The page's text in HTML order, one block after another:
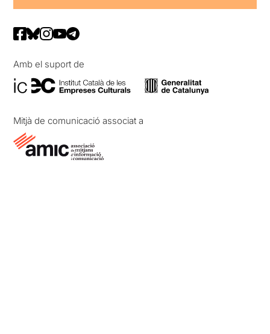
Amb el suport de
Mitjà de comunicació associat a